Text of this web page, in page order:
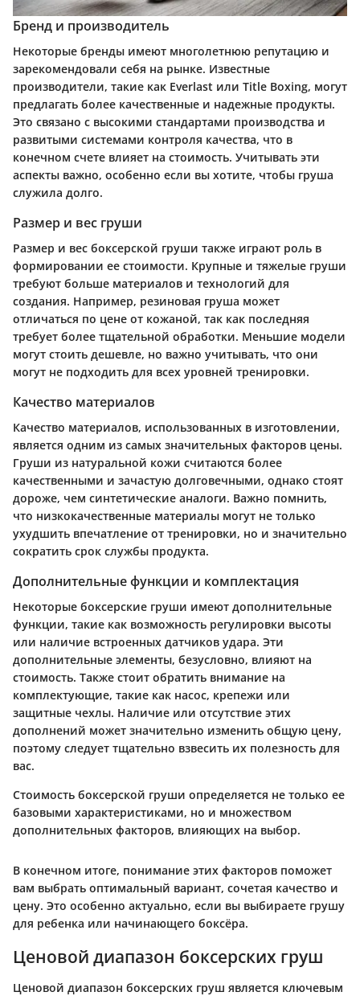
Бренд и производитель
Некоторые бренды имеют многолетнюю репутацию и
зарекомендовали себя на рынке. Известные
производители, такие как Everlast или Title Boxing, могут
предлагать более качественные и надежные продукты.
Это связано с высокими стандартами производства и
развитыми системами контроля качества, что в
конечном счете влияет на стоимость. Учитывать эти
аспекты важно, особенно если вы хотите, чтобы груша
служила долго.
Размер и вес груши
Размер и вес боксерской груши также играют роль в
формировании ее стоимости. Крупные и тяжелые груши
требуют больше материалов и технологий для
создания. Например, резиновая груша может
отличаться по цене от кожаной, так как последняя
требует более тщательной обработки. Меньшие модели
могут стоить дешевле, но важно учитывать, что они
могут не подходить для всех уровней тренировки.
Качество материалов
Качество материалов, использованных в изготовлении,
является одним из самых значительных факторов цены.
Груши из натуральной кожи считаются более
качественными и зачастую долговечными, однако стоят
дороже, чем синтетические аналоги. Важно помнить,
что низкокачественные материалы могут не только
ухудшить впечатление от тренировки, но и значительно
сократить срок службы продукта.
Дополнительные функции и комплектация
Некоторые боксерские груши имеют дополнительные
функции, такие как возможность регулировки высоты
или наличие встроенных датчиков удара. Эти
дополнительные элементы, безусловно, влияют на
стоимость. Также стоит обратить внимание на
комплектующие, такие как насос, крепежи или
защитные чехлы. Наличие или отсутствие этих
дополнений может значительно изменить общую цену,
поэтому следует тщательно взвесить их полезность для
вас.
Стоимость боксерской груши определяется не только ее
базовыми характеристиками, но и множеством
дополнительных факторов, влияющих на выбор.
В конечном итоге, понимание этих факторов поможет
вам выбрать оптимальный вариант, сочетая качество и
цену. Это особенно актуально, если вы выбираете грушу
для ребенка или начинающего боксёра.
Ценовой диапазон боксерских груш
Ценовой диапазон боксерских груш является ключевым